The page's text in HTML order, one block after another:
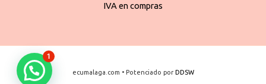
IVA en compras
ecumalaga.com • Potenciado por DDSW
1